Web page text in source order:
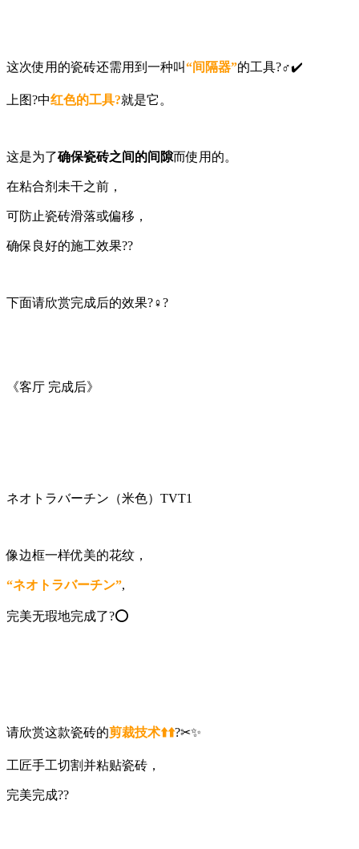
这次使用的瓷砖还需用到一种叫“间隔器”的工具?‍♂️✔️
上图?中红色的工具?就是它。
这是为了确保瓷砖之间的间隙而使用的。
在粘合剂未干之前，
可防止瓷砖滑落或偏移，
确保良好的施工效果??
下面请欣赏完成后的效果?‍♀️?
《客厅 完成后》
ネオトラバーチン（米色）TVT1
像边框一样优美的花纹，
“ネオトラバーチン”,
完美无瑕地完成了?⭕️
请欣赏这款瓷砖的剪裁技术⬆️⬆️?✂✨
工匠手工切割并粘贴瓷砖，
完美完成??